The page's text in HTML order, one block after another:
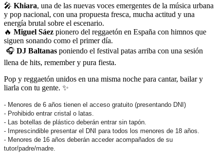
🎤 Khiara, una de las nuevas voces emergentes de la música urbana
y pop nacional, con una propuesta fresca, mucha actitud y una
energía brutal sobre el escenario.
🔥 Miguel Sáez pionero del reggaetón en España con himnos que
siguen sonando como el primer día.
🎧 DJ Baltanas poniendo el festival patas arriba con una sesión
llena de hits, remember y pura fiesta.
Pop y reggaetón unidos en una misma noche para cantar, bailar y
liarla con tu gente. ✨
- Menores de 6 años tienen el acceso gratuito (presentando DNI)
- Prohibido entrar cristal o latas.
- Las botellas de plástico deberán entrar sin tapón.
- Imprescindible presentar el DNI para todos los menores de 18 años.
- Menores de 16 años deberán acceder acompañados de su
tutor/padre/madre.